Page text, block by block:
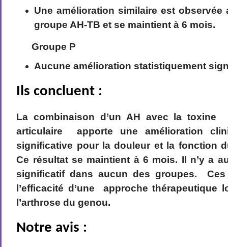
Une amélioration similaire est
groupe AH-TB et se maintient à 6 mois.
Groupe P
Aucune amélioration statistiquement
Ils concluent :
La combinaison d’un AH avec la toxine
articulaire apporte une amélioration
significative pour la douleur et la fonction
Ce résultat se maintient à 6 mois. Il n’y a
significatif dans aucun des groupes. Ces
l’efficacité d’une approche
l’arthrose du genou.
Notre avis :